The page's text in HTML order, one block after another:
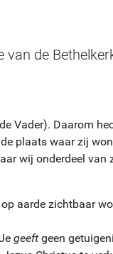
van de
Vader). Daarom
plaats waar zij
wij onderdeel
aarde zichtbaar
geeft geen